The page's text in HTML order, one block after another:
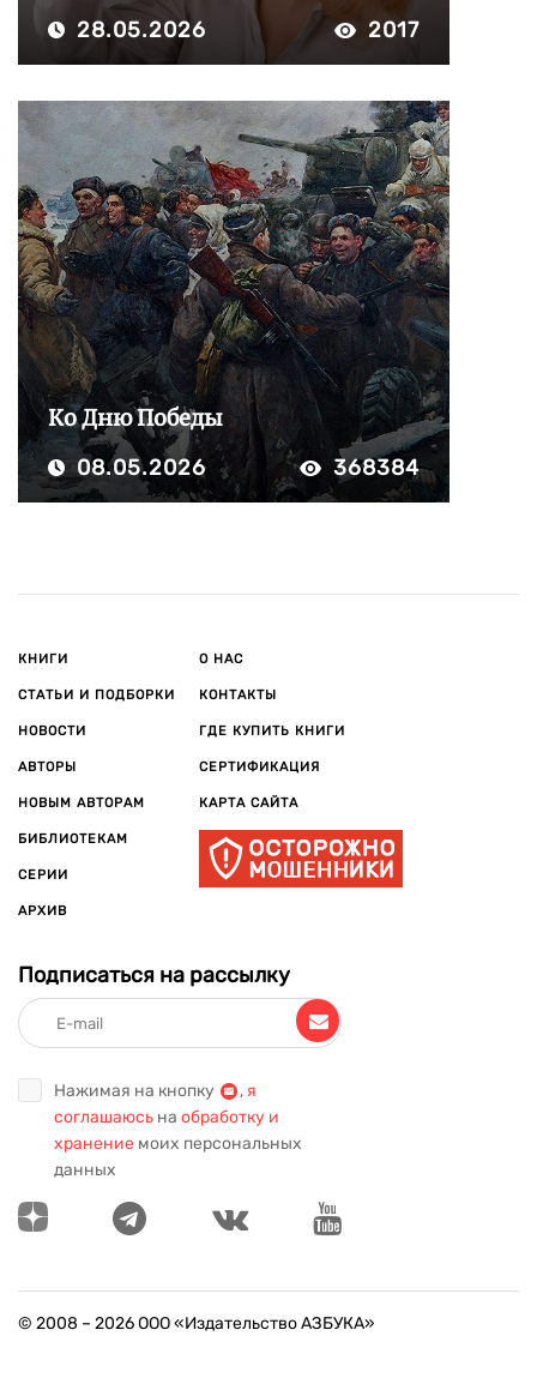
28.05.2026 2017
Ко Дню Победы
08.05.2026 368384
КНИГИ
СТАТЬИ И ПОДБОРКИ
НОВОСТИ
АВТОРЫ
НОВЫМ АВТОРАМ
БИБЛИОТЕКАМ
СЕРИИ
АРХИВ
О НАС
КОНТАКТЫ
ГДЕ КУПИТЬ КНИГИ
СЕРТИФИКАЦИЯ
КАРТА САЙТА
Подписаться на рассылку
Нажимая на кнопку , я
соглашаюсь на обработку и
хранение моих персональных
данных
© 2008 – 2026ООО «Издательство АЗБУКА»